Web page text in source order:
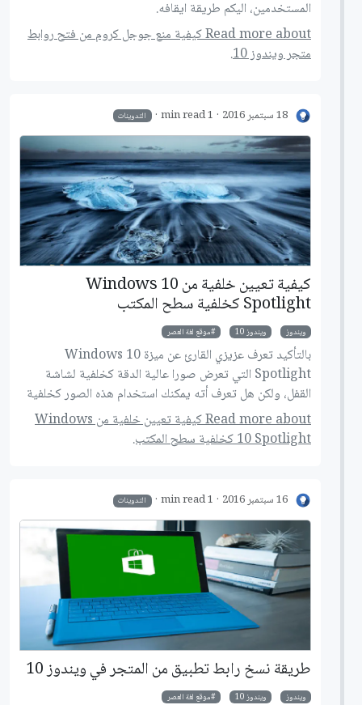
المستخدمين، اليكم طريقة ايقافه.
Read more about كيفية منع جوجل كروم من فتح روابط
متجر ويندوز 10.
18 سبتمبر 2016 1 min read التدوينات
كيفية تعيين خلفية من Windows 10
Spotlight كخلفية سطح المكتب
ويندوز ويندوز 10 موقع لغة العصر
بالتأكيد تعرف عزيزي القارئ عن ميزة Windows 10
Spotlight التي تعرض صورا عالية الدقة كخلفية لشاشة
القفل، ولكن هل تعرف أته يمكنك استخدام هذه الصور كخلفية
لسطح المكتب أيضا، إليك الطريقة.
Read more about كيفية تعيين خلفية من Windows
10 Spotlight كخلفية سطح المكتب.
16 سبتمبر 2016 1 min read التدوينات
طريقة نسخ رابط تطبيق من المتجر في ويندوز 10
ويندوز ويندوز 10 موقع لغة العصر